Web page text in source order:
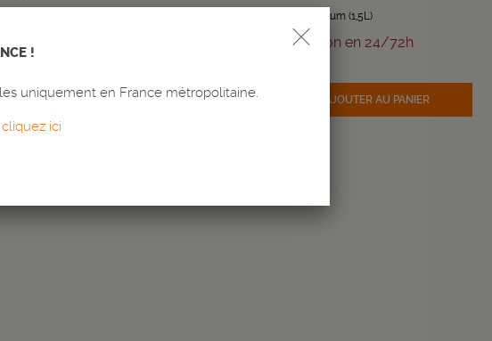
AJOUTERAU PANIER
Magnum (1,5L)
Livraison en 24/72h
- + AJOUTER AU PANIER
!
uniquement en France métropolitaine.
cliquez ici